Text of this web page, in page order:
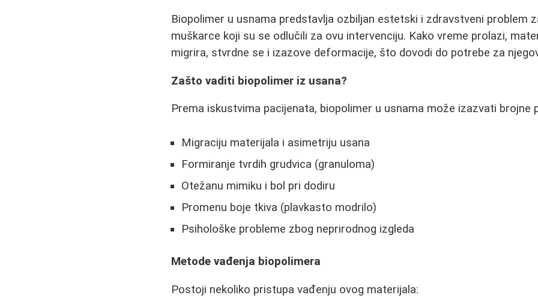
Biopolimer u usnama predstavlja ozbiljan estetski i zdravstveni problem
muškarce koji su se odlučili za ovu intervenciju. Kako vreme prolazi,
migrira, stvrdne se i izazove deformacije, što dovodi do potrebe za
Zašto vaditi biopolimer iz usana?
Prema iskustvima pacijenata, biopolimer u usnama može izazvati brojne
Migraciju materijala i asimetriju usana
Formiranje tvrdih grudvica (granuloma)
Otežanu mimiku i bol pri dodiru
Promenu boje tkiva (plavkasto modrilo)
Psihološke probleme zbog neprirodnog izgleda
Metode vađenja biopolimera
Postoji nekoliko pristupa vađenju ovog materijala: